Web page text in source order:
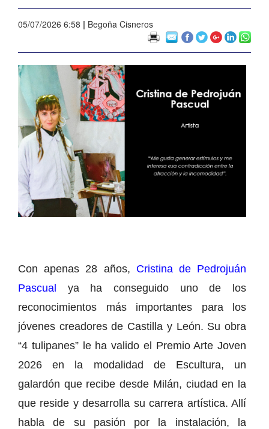
05/07/2026 6:58 | Begoña Cisneros
Con apenas 28 años, Cristina de Pedrojuán
Pascual ya ha conseguido uno de los
reconocimientos más importantes para los
jóvenes creadores de Castilla y León. Su obra
“4 tulipanes” le ha valido el Premio Arte Joven
2026 en la modalidad de Escultura, un
galardón que recibe desde Milán, ciudad en la
que reside y desarrolla su carrera artística. Allí
habla de su pasión por la instalación, la